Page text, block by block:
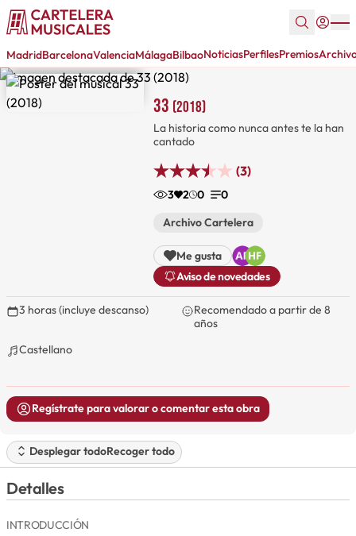
MadridBarcelonaValenciaMálagaBilbaoNoticiasPerfilesPremios
33 (2018)
La historia como nunca antes te la han
cantado
(3)
3 2 0
0
Archivo Cartelera
Me gusta
Aviso de novedades
3 horas (incluye descanso)
Recomendado a partir de 8
años
Castellano
Regístrate para valorar o comentar esta obra
Desplegar todoRecoger todo
Detalles
INTRODUCCIÓN